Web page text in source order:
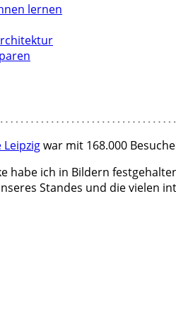
lernen
Leipzigwar mit 168.000
habe ich in Bildern
Standes und die vielen